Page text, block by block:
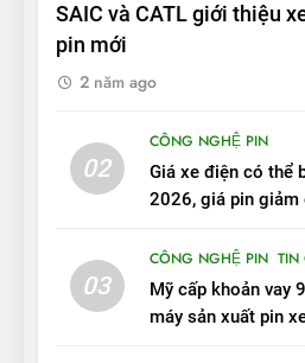
gì đấu
ĐÁNH GIÁ XE
18
chỉ có
ĐÁNH GIÁ XE
VinFast
tranh với
tầm giá?
SAIC và CATL giới thiệu
pin mới
2 năm ago
02
CÔNG NGHỆ PIN
Giá xe điện có thể
2026, giá pin
03
CÔNG NGHỆ PIN TIN
Mỹ cấp khoản vay
máy sản xuất pin